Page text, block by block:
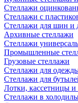
Стеллажи
Стеллажи с
Стеллажи для шин и
Архивные стеллажи
Стеллажи
Промышленные
Грузовые стеллажи
Стеллажи для
Стеллажи для
Лотки, кассетницы
Стеллажи в